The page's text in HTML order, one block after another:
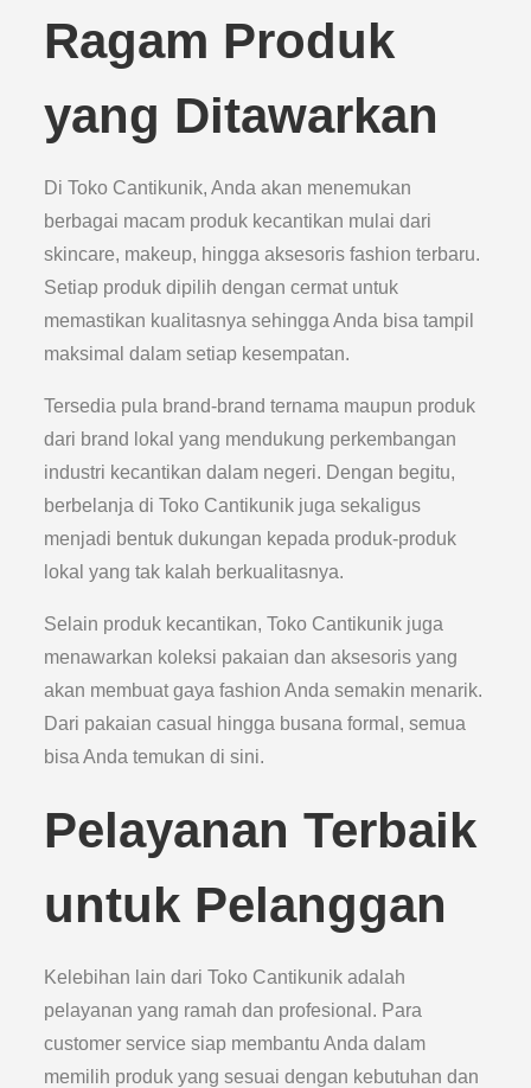
Ragam Produk
yang Ditawarkan
Di Toko Cantikunik, Anda akan menemukan
berbagai macam produk kecantikan mulai dari
skincare, makeup, hingga aksesoris fashion terbaru.
Setiap produk dipilih dengan cermat untuk
memastikan kualitasnya sehingga Anda bisa tampil
maksimal dalam setiap kesempatan.
Tersedia pula brand-brand ternama maupun produk
dari brand lokal yang mendukung perkembangan
industri kecantikan dalam negeri. Dengan begitu,
berbelanja di Toko Cantikunik juga sekaligus
menjadi bentuk dukungan kepada produk-produk
lokal yang tak kalah berkualitasnya.
Selain produk kecantikan, Toko Cantikunik juga
menawarkan koleksi pakaian dan aksesoris yang
akan membuat gaya fashion Anda semakin menarik.
Dari pakaian casual hingga busana formal, semua
bisa Anda temukan di sini.
Pelayanan Terbaik
untuk Pelanggan
Kelebihan lain dari Toko Cantikunik adalah
pelayanan yang ramah dan profesional. Para
customer service siap membantu Anda dalam
memilih produk yang sesuai dengan kebutuhan dan